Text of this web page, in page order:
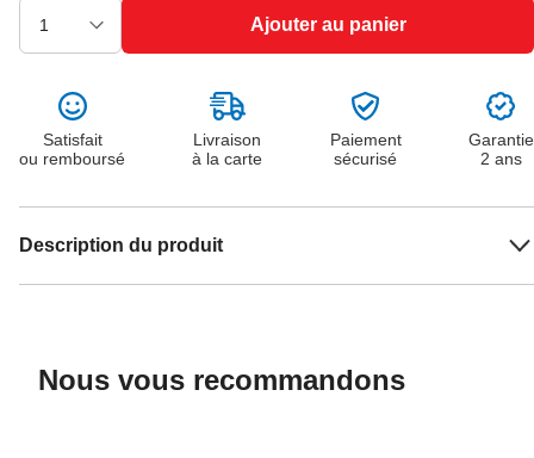
Ajouter au panier
Satisfait
ou remboursé
Livraison
à la carte
Paiement
sécurisé
Garantie
2 ans
Description du produit
Nous vous recommandons